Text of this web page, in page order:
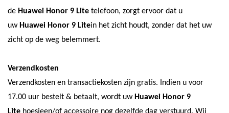
de Huawei Honor 9 Lite telefoon, zorgt ervoor dat u
uw Huawei Honor 9 Litein het zicht houdt, zonder dat het uw
zicht op de weg belemmert.
Verzendkosten
Verzendkosten en transactiekosten zijn gratis. Indien u voor
17.00 uur bestelt & betaalt, wordt uw Huawei Honor 9